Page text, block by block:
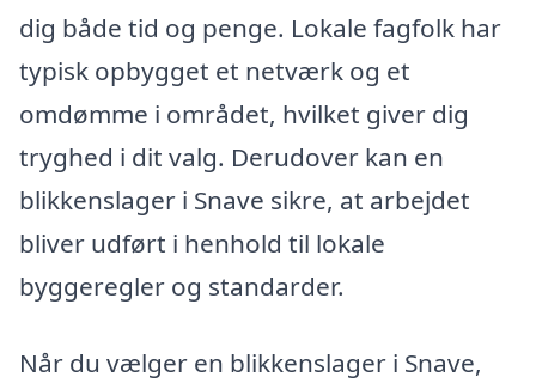
dig både tid og penge. Lokale fagfolk har
typisk opbygget et netværk og et
omdømme i området, hvilket giver dig
tryghed i dit valg. Derudover kan en
blikkenslager i Snave sikre, at arbejdet
bliver udført i henhold til lokale
byggeregler og standarder.
Når du vælger en blikkenslager i Snave,